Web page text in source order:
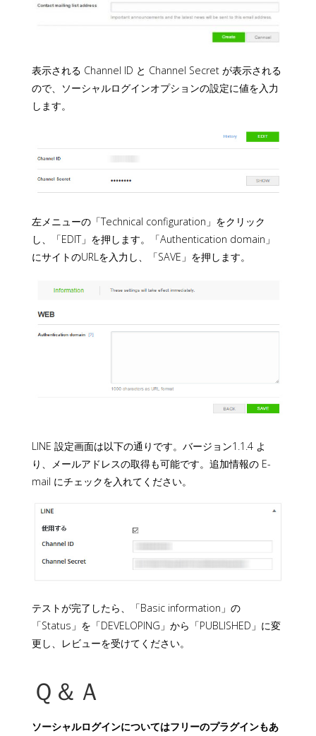
表示される Channel ID と Channel Secret が表示される
ので、ソーシャルログインオプションの設定に値を入力
します。
左メニューの「Technical configuration」をクリック
し、「EDIT」を押します。「Authentication domain」
にサイトのURLを入力し、「SAVE」を押します。
LINE 設定画面は以下の通りです。バージョン1.1.4 よ
り、メールアドレスの取得も可能です。追加情報の E-
mail にチェックを入れてください。
テストが完了したら、「Basic information」の
「Status」を「DEVELOPING」から「PUBLISHED」に変
更し、レビューを受けてください。
Ｑ＆Ａ
ソーシャルログインについてはフリーのプラグインもあ